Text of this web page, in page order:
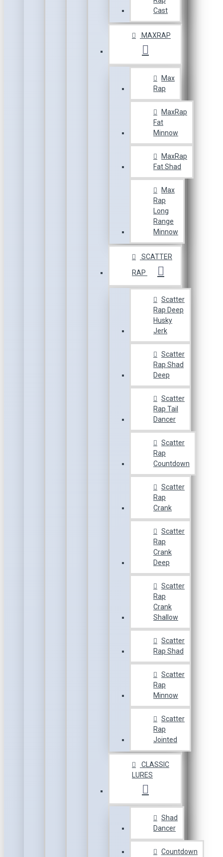
Cast
MAXRAP
Max
Rap
MaxRap
Fat
Minnow
MaxRap
Fat Shad
Max
Rap
Long
Range
Minnow
SCATTER
RAP
Scatter
Rap Deep
Husky
Jerk
Scatter
Rap Shad
Deep
Scatter
Rap Tail
Dancer
Scatter
Rap
Countdown
Scatter
Rap
Crank
Scatter
Rap
Crank
Deep
Scatter
Rap
Crank
Shallow
Scatter
Rap Shad
Scatter
Rap
Minnow
Scatter
Rap
Jointed
CLASSIC
LURES
Shad
Dancer
Countdown